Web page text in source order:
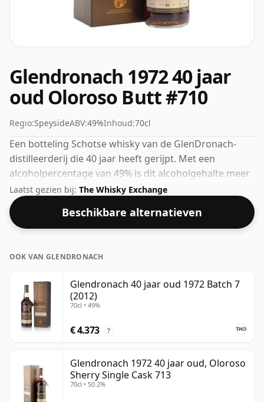
Glendronach 1972 40 jaar
oud Oloroso Butt #710
Regio:SpeysideABV:49%Inhoud:70cl
Een botteling Schotse whisky van de GlenDronach-
distilleerderij die 40 jaar heeft gerijpt. Met een
alcoholpercentage van 49% is dit alcoholgehalte meer
dan acceptabel. Gebotteld in de
standaardafgiftegrootte van 70cl.
Laatst gezien bij: The Whisky Exchange
Beschikbare alternatieven
OOK VAN GLENDRONACH
Glendronach 40 jaar oud 1972 Batch 7
(2012)
70cl • 49%
€ 4.373 ?
Glendronach 1972 40 jaar oud, Oloroso
Sherry Single Cask 713
70cl • 50.2%